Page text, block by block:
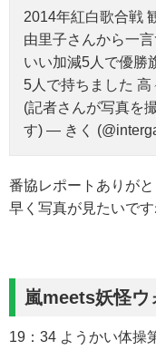
2014年紅白歌合戦
由里子さんから一
いい加減5人で優勝
5人で持ちました
(記者さんが写真を
す) — きく
番協レポートありがと
早く写真が見たいです
嵐meets妖怪ウ
19：34 ようかい体操